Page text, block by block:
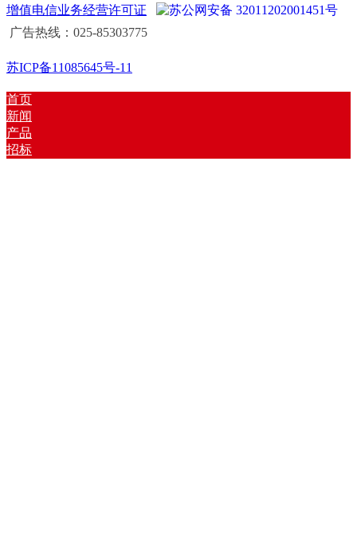
增值电信业务经营许可证
苏公网安备 32011202001451号
广告热线：025-85303775
苏ICP备11085645号-11
首页
新闻
产品
招标